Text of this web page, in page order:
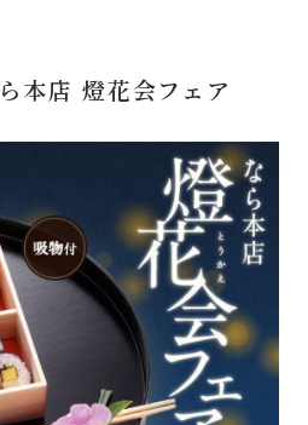
本店 燈花会フェア